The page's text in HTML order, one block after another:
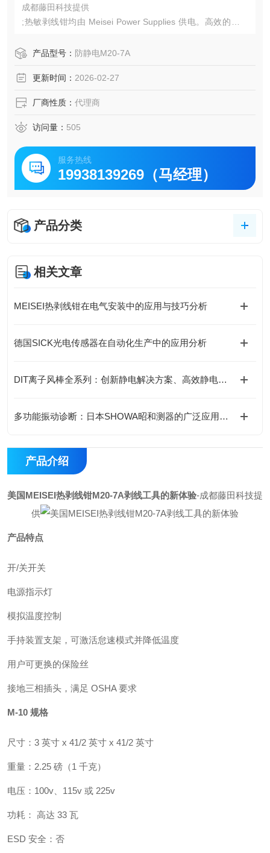
成都藤田科技提供
;热敏剥线钳均由 Meisei Power Supplies 供电。高效的手持
保持静止在工作台上。
产品型号： 防静电M20-7A
更新时间： 2026-02-27
厂商性质： 代理商
访问量： 505
服务热线
19938139269（马经理）
产品分类
相关文章
MEISEI热剥线钳在电气安装中的应用与技巧分析
德国SICK光电传感器在自动化生产中的应用分析
DIT离子风棒全系列：创新静电解决方案、高效静电消除新选择
多功能振动诊断：日本SHOWA昭和测器的广泛应用与高兼容性
产品介绍
美国MEISEI热剥线钳M20-7A剥线工具的新体验-成都藤田科技提
供
产品特点
开/关开关
电源指示灯
模拟温度控制
手持装置支架，可激活怠速模式并降低温度
用户可更换的保险丝
接地三相插头，满足 OSHA 要求
M-10 规格
尺寸：3 英寸 x 41/2 英寸 x 41/2 英寸
重量：2.25 磅（1 千克）
电压：100v、115v 或 225v
功耗： 高达 33 瓦
ESD 安全：否